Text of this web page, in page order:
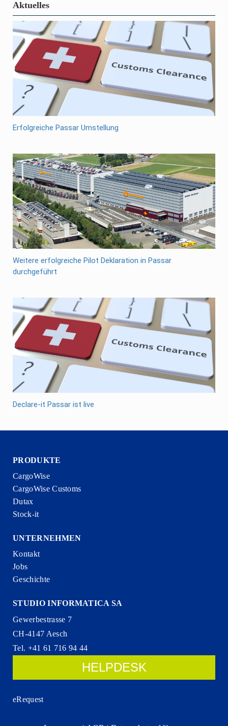
Aktuelles
Erfolgreiche Passar Umstellung
Weitere erfolgreiche Pilot Deklaration in Passar
durchgeführt
Declare-it Passar ist live
PRODUKTE
CargoWise
CargoWise Customs
Dutax
Stock-it
UNTERNEHMEN
Kontakt
Jobs
Geschichte
STUDIO INFORMATICA SA
Gewerbestrasse 7
CH-4147 Aesch
Tel. +41 61 716 94 44
HELPDESK
eRequest